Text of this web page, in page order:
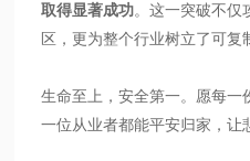
取得显著成功。这一突破不仅
区，更为整个行业树立了可复
生命至上，安全第一。愿每一
一位从业者都能平安归家，让